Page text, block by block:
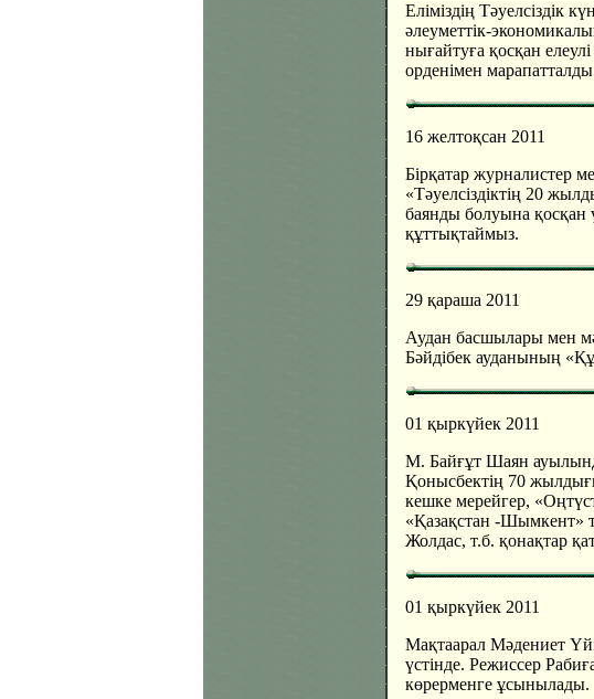
Еліміздің Тәуелсіздік
әлеуметтік-
нығайтуға қосқан
орденімен
16 желтоқсан 2011
Бірқатар журналистер
«Тәуелсіздіктің 20
баянды болуына қосқан
құттықтаймыз.
29 қараша 2011
Аудан басшылары мен
Бәйдібек ауданының
01 қыркүйек 2011
М. Байғұт Шаян
Қонысбектің 70
кешке мерейгер,
«Қазақстан -Шымкент»
Жолдас, т.б. қонақтар
01 қыркүйек 2011
Мақтаарал Мәдениет
үстінде. Режиссер
көрерменге ұсынылады.